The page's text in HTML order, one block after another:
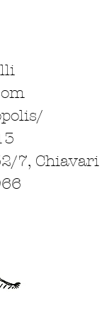
7, Chiavari